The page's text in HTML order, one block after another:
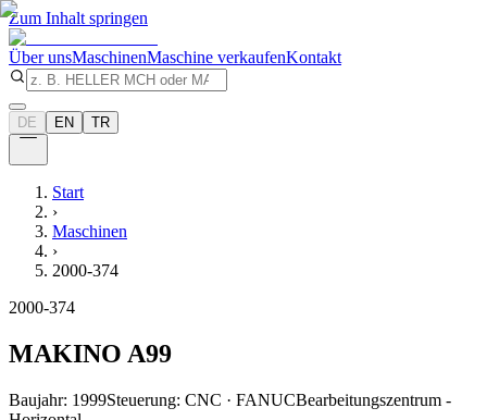
Zum Inhalt springen
Über unsMaschinenMaschine verkaufenKontakt
DE EN TR
Start
›
Maschinen
›
2000-374
2000-374
MAKINO A99
Baujahr: 1999Steuerung: CNC · FANUCBearbeitungszentrum -